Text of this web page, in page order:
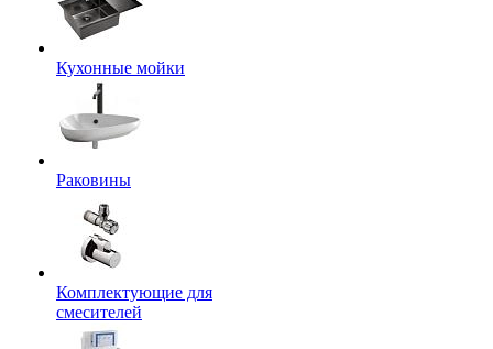
Кухонные мойки
Раковины
Комплектующие для
смесителей